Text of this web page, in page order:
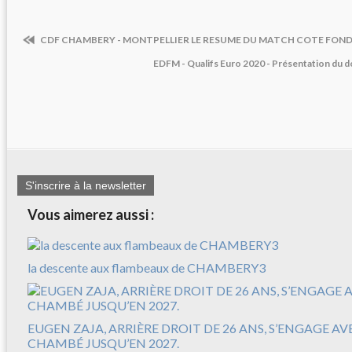
CDF CHAMBERY - MONTPELLIER LE RESUME DU MATCH COTE
EDFM - Qualifs Euro 2020 - Présentation du
S'inscrire à la newsletter
Vous aimerez aussi :
la descente aux flambeaux de CHAMBERY3
EUGEN ZAJA, ARRIÈRE DROIT DE 26 ANS, S’ENGAGE
CHAMBÉ JUSQU’EN 2027.